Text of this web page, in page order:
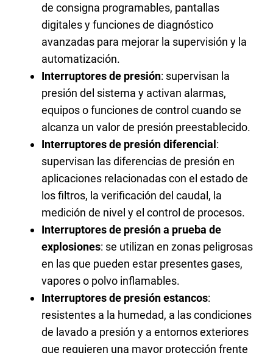
de consigna programables, pantallas
digitales y funciones de diagnóstico
avanzadas para mejorar la supervisión y la
automatización.
Interruptores de presión: supervisan la
presión del sistema y activan alarmas,
equipos o funciones de control cuando se
alcanza un valor de presión preestablecido.
Interruptores de presión diferencial:
supervisan las diferencias de presión en
aplicaciones relacionadas con el estado de
los filtros, la verificación del caudal, la
medición de nivel y el control de procesos.
Interruptores de presión a prueba de
explosiones: se utilizan en zonas peligrosas
en las que pueden estar presentes gases,
vapores o polvo inflamables.
Interruptores de presión estancos:
resistentes a la humedad, a las condiciones
de lavado a presión y a entornos exteriores
que requieren una mayor protección frente